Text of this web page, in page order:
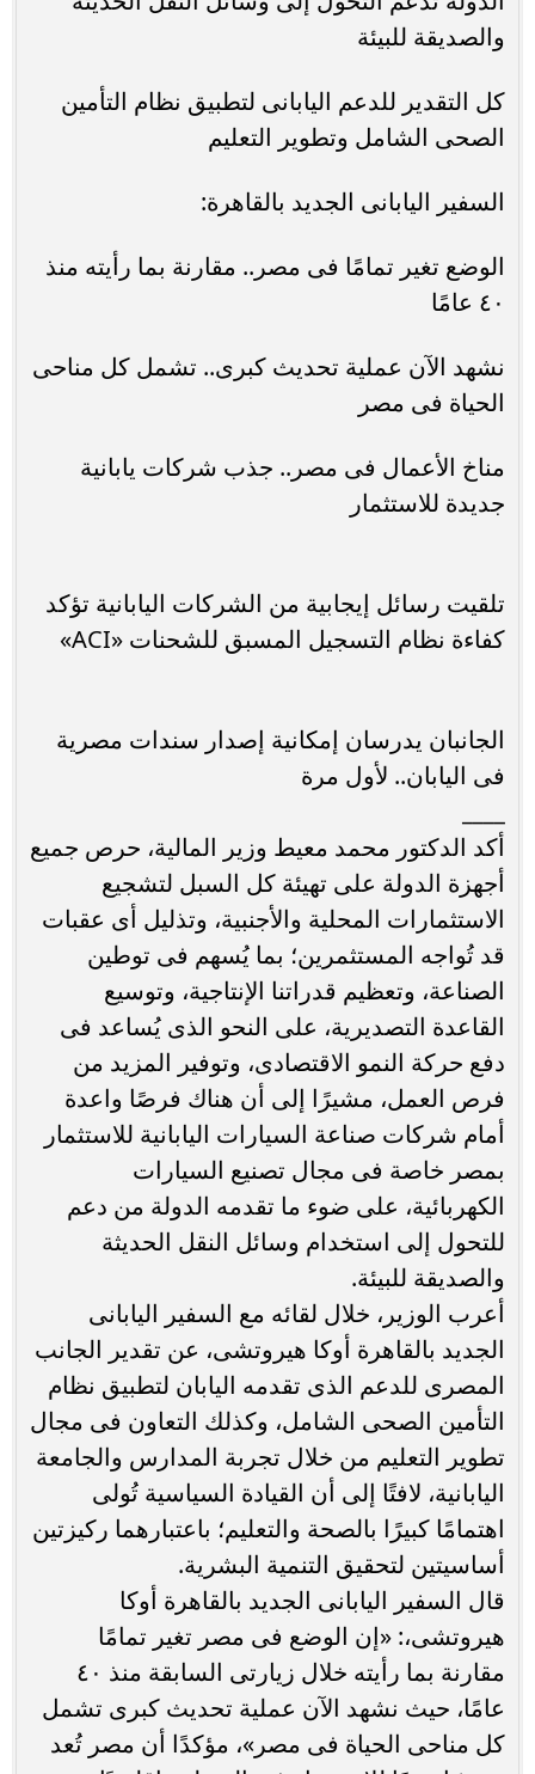
والصديقة للبيئة
كل التقدير للدعم اليابانى لتطبيق نظام التأمين
الصحى الشامل وتطوير التعليم
السفير اليابانى الجديد بالقاهرة:
الوضع تغير تمامًا فى مصر.. مقارنة بما رأيته منذ
٤٠ عامًا
نشهد الآن عملية تحديث كبرى.. تشمل كل مناحى
الحياة فى مصر
مناخ الأعمال فى مصر.. جذب شركات يابانية
جديدة للاستثمار
تلقيت رسائل إيجابية من الشركات اليابانية تؤكد
كفاءة نظام التسجيل المسبق للشحنات «ACI»
الجانبان يدرسان إمكانية إصدار سندات مصرية
فى اليابان.. لأول مرة
أكد الدكتور محمد معيط وزير المالية، حرص جميع
أجهزة الدولة على تهيئة كل السبل لتشجيع
الاستثمارات المحلية والأجنبية، وتذليل أى عقبات
قد تُواجه المستثمرين؛ بما يُسهم فى توطين
الصناعة، وتعظيم قدراتنا الإنتاجية، وتوسيع
القاعدة التصديرية، على النحو الذى يُساعد فى
دفع حركة النمو الاقتصادى، وتوفير المزيد من
فرص العمل، مشيرًا إلى أن هناك فرصًا واعدة
أمام شركات صناعة السيارات اليابانية للاستثمار
بمصر خاصة فى مجال تصنيع السيارات
الكهربائية، على ضوء ما تقدمه الدولة من دعم
للتحول إلى استخدام وسائل النقل الحديثة
والصديقة للبيئة.
أعرب الوزير، خلال لقائه مع السفير اليابانى
الجديد بالقاهرة أوكا هيروتشى، عن تقدير الجانب
المصرى للدعم الذى تقدمه اليابان لتطبيق نظام
التأمين الصحى الشامل، وكذلك التعاون فى مجال
تطوير التعليم من خلال تجربة المدارس والجامعة
اليابانية، لافتًا إلى أن القيادة السياسية تُولى
اهتمامًا كبيرًا بالصحة والتعليم؛ باعتبارهما ركيزتين
أساسيتين لتحقيق التنمية البشرية.
قال السفير اليابانى الجديد بالقاهرة أوكا
هيروتشى،: «إن الوضع فى مصر تغير تمامًا
مقارنة بما رأيته خلال زيارتى السابقة منذ ٤٠
عامًا، حيث نشهد الآن عملية تحديث كبرى تشمل
كل مناحى الحياة فى مصر»، مؤكدًا أن مصر تُعد